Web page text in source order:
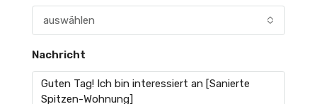
auswählen
Nachricht